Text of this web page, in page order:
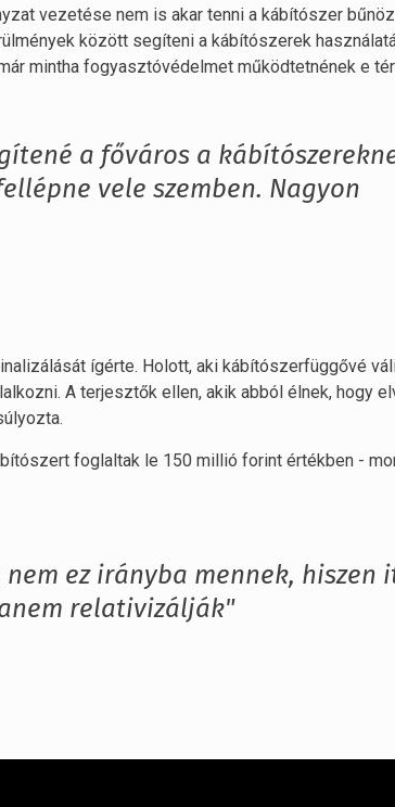
vezetése nem is akar tenni a kábítószer
között segíteni a kábítószerek
mintha fogyasztóvédelmet működtetnének e
a főváros a
vele szemben. Nagyon
ígérte. Holott, aki kábítószerfüggővé
A terjesztők ellen, akik abból élnek, hogy
foglaltak le 150 millió forint értékben -
ez irányba mennek, hiszen
relativizálják"